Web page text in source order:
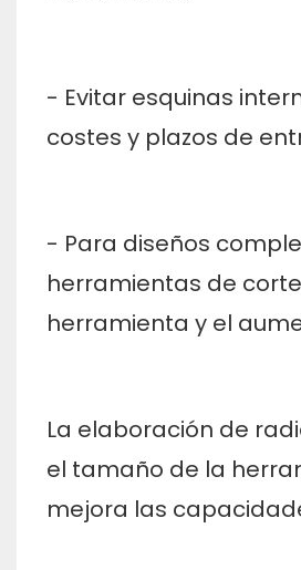
- Evitar esquinas
costes y plazos de
- Para diseños
herramientas de
herramienta y el
La elaboración de
el tamaño de la
mejora las